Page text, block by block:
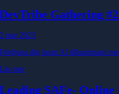
DevTribe Gathering
2 mar 2023
Fördjupa dig inom AI tillsammans
Läs mer
Leading SAFe- Online